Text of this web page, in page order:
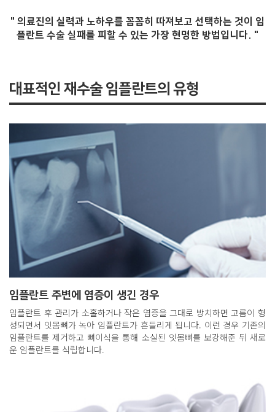
" 의료진의 실력과 노하우를 꼼꼼히 따져보고 선택하는 것이 임
플란트 수술 실패를 피할 수 있는 가장 현명한 방법입니다. "
대표적인 재수술 임플란트의 유형
임플란트 주변에 염증이 생긴 경우
임플란트 후 관리가 소홀하거나 작은 염증을 그대로 방치하면 고름이 형
성되면서 잇몸뼈가 녹아 임플란트가 흔들리게 됩니다. 이런 경우 기존의
임플란트를 제거하고 뼈이식을 통해 소실된 잇몸뼈를 보강해준 뒤 새로
운 임플란트를 식립합니다.